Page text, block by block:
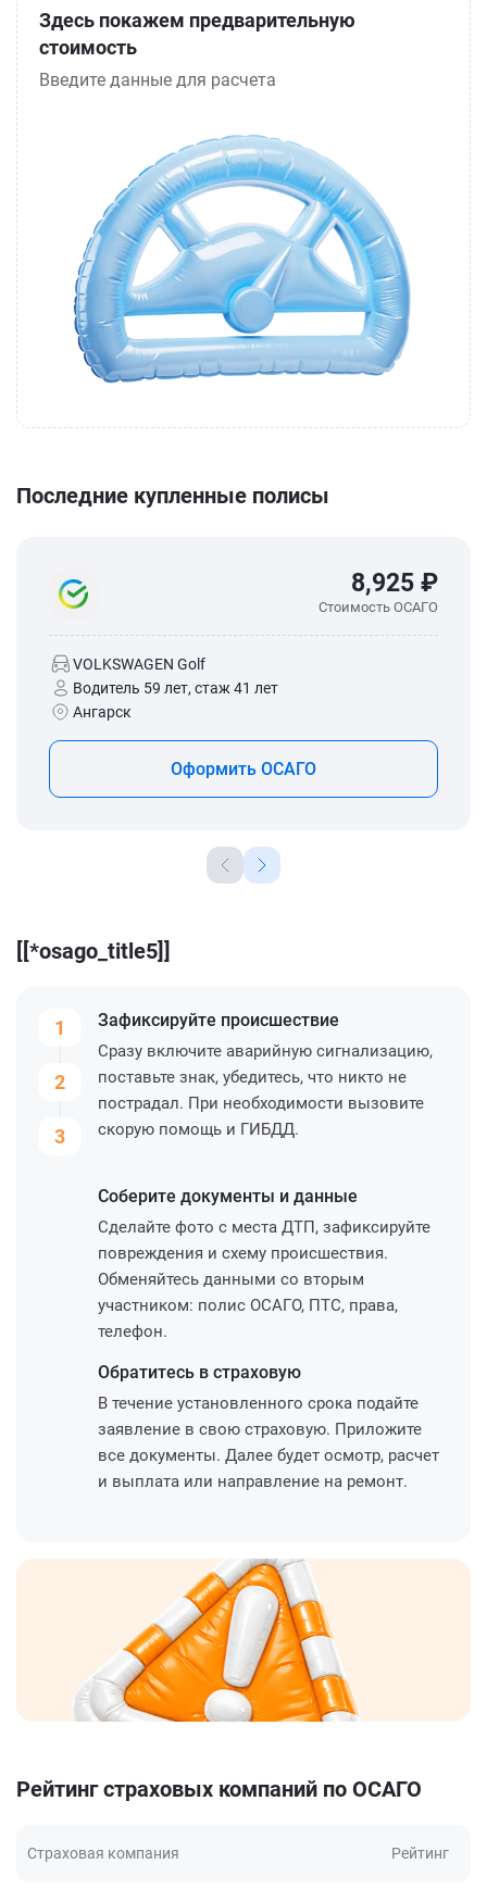
Здесь покажем предварительную
стоимость
Введите данные для расчета
Последние купленные полисы
8,925 ₽
Стоимость ОСАГО
VOLKSWAGEN Golf
Водитель 59 лет, стаж 41 лет
Ангарск
Оформить ОСАГО
[[*osago_title5]]
1
2
3
Зафиксируйте происшествие
Сразу включите аварийную сигнализацию,
поставьте знак, убедитесь, что никто не
пострадал. При необходимости вызовите
скорую помощь и ГИБДД.
Соберите документы и данные
Сделайте фото с места ДТП, зафиксируйте
повреждения и схему происшествия.
Обменяйтесь данными со вторым
участником: полис ОСАГО, ПТС, права,
телефон.
Обратитесь в страховую
В течение установленного срока подайте
заявление в свою страховую. Приложите
все документы. Далее будет осмотр, расчет
и выплата или направление на ремонт.
Рейтинг страховых компаний по ОСАГО
Страховая компания Рейтинг